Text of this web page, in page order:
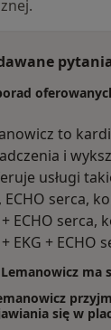
to
i
usługi
serca,
ECHO serca,
EKG + ECHO
ma
się w